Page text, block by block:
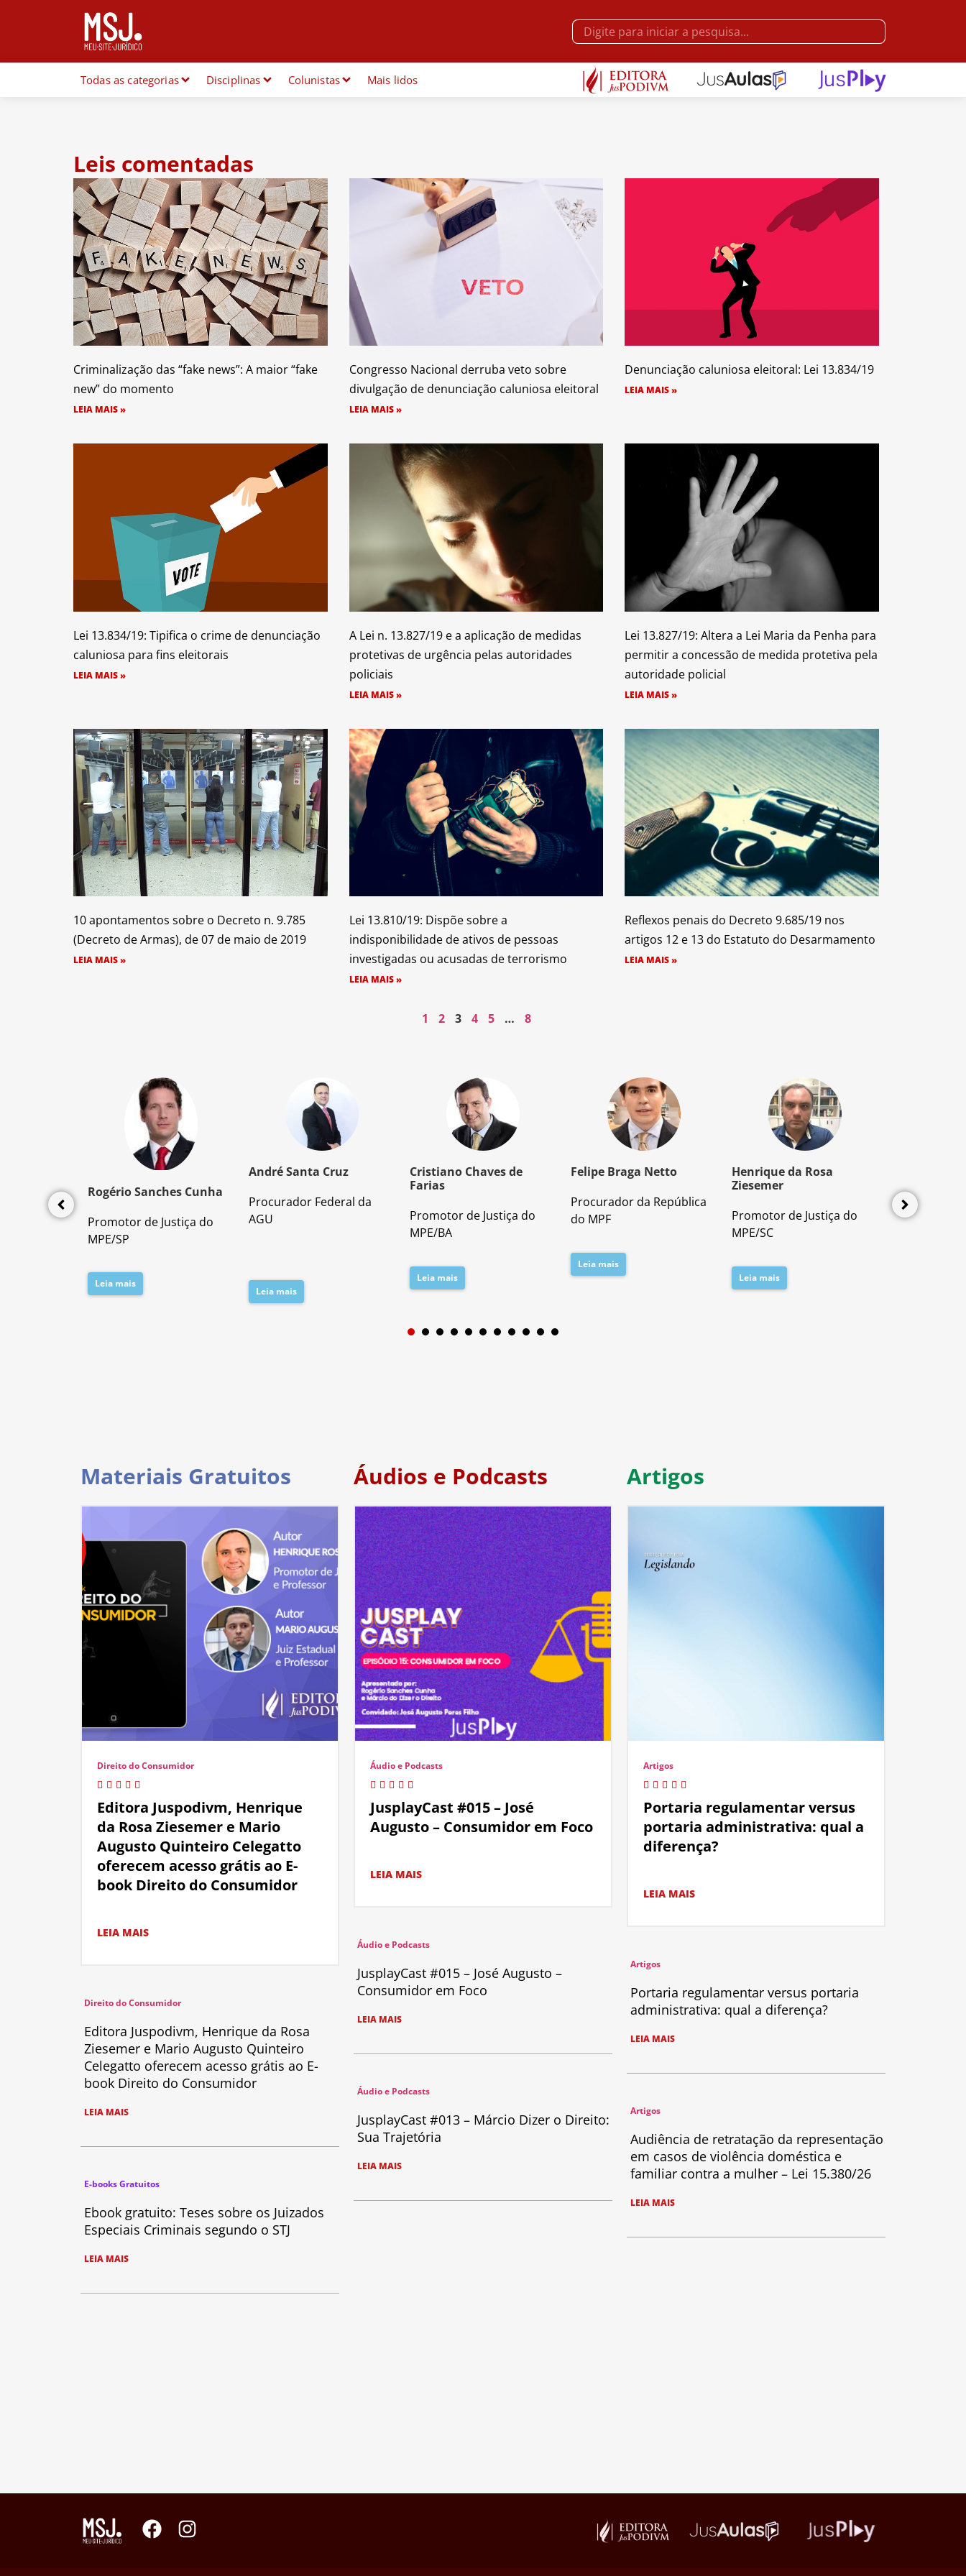
Todas as categorias Disciplinas Colunistas Mais lidos
Leis comentadas
Criminalização das “fake news”: A maior “fake
new” do momento
LEIA MAIS »
Congresso Nacional derruba veto sobre
divulgação de denunciação caluniosa eleitoral
LEIA MAIS »
Denunciação caluniosa eleitoral: Lei 13.834/19
LEIA MAIS »
Lei 13.834/19: Tipifica o crime de denunciação
caluniosa para fins eleitorais
LEIA MAIS »
A Lei n. 13.827/19 e a aplicação de medidas
protetivas de urgência pelas autoridades
policiais
LEIA MAIS »
Lei 13.827/19: Altera a Lei Maria da Penha para
permitir a concessão de medida protetiva pela
autoridade policial
LEIA MAIS »
10 apontamentos sobre o Decreto n. 9.785
(Decreto de Armas), de 07 de maio de 2019
LEIA MAIS »
Lei 13.810/19: Dispõe sobre a
indisponibilidade de ativos de pessoas
investigadas ou acusadas de terrorismo
LEIA MAIS »
Reflexos penais do Decreto 9.685/19 nos
artigos 12 e 13 do Estatuto do Desarmamento
LEIA MAIS »
1 2 3 4 5 … 8
Civil
Rogério Sanches Cunha
Promotor de Justiça do
MPE/SP
Leia mais
André Santa Cruz
Procurador Federal da
AGU
Leia mais
Cristiano Chaves de
Farias
Promotor de Justiça do
MPE/BA
Leia mais
Felipe Braga Netto
Procurador da República
do MPF
Leia mais
Henrique da Rosa
Ziesemer
Promotor de Justiça do
MPE/SC
Leia mais
Advogado e
Direito
1 2
Materiais Gratuitos
Direito do Consumidor
Editora Juspodivm, Henrique
da Rosa Ziesemer e Mario
Augusto Quinteiro Celegatto
oferecem acesso grátis ao E-
book Direito do Consumidor
LEIA MAIS
Direito do Consumidor
Editora Juspodivm, Henrique da Rosa
Ziesemer e Mario Augusto Quinteiro
Celegatto oferecem acesso grátis ao E-
book Direito do Consumidor
LEIA MAIS
E-books Gratuitos
Ebook gratuito: Teses sobre os Juizados
Especiais Criminais segundo o STJ
LEIA MAIS
Áudios e Podcasts
Áudio e Podcasts
JusplayCast #015 – José
Augusto – Consumidor em Foco
LEIA MAIS
Áudio e Podcasts
JusplayCast #015 – José Augusto –
Consumidor em Foco
LEIA MAIS
Áudio e Podcasts
JusplayCast #013 – Márcio Dizer o Direito:
Sua Trajetória
LEIA MAIS
Artigos
Artigos
Portaria regulamentar versus
portaria administrativa: qual a
diferença?
LEIA MAIS
Artigos
Portaria regulamentar versus portaria
administrativa: qual a diferença?
LEIA MAIS
Artigos
Audiência de retratação da representação
em casos de violência doméstica e
familiar contra a mulher – Lei 15.380/26
LEIA MAIS